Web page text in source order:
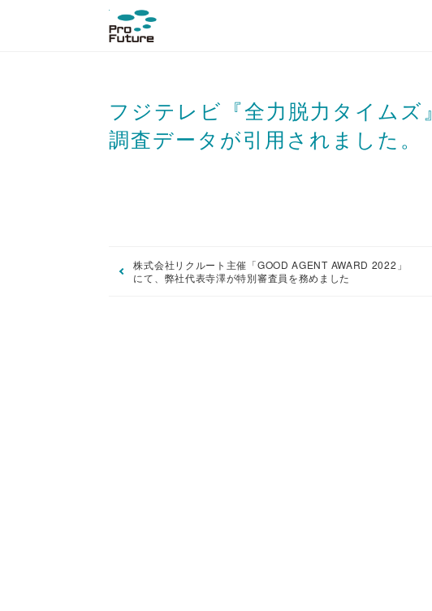
フジテレビ『全力脱力タイムズ
調査データが引用されました。
株式会社リクルート主催「GOOD AGENT AWARD 2022」
にて、弊社代表寺澤が特別審査員を務めました